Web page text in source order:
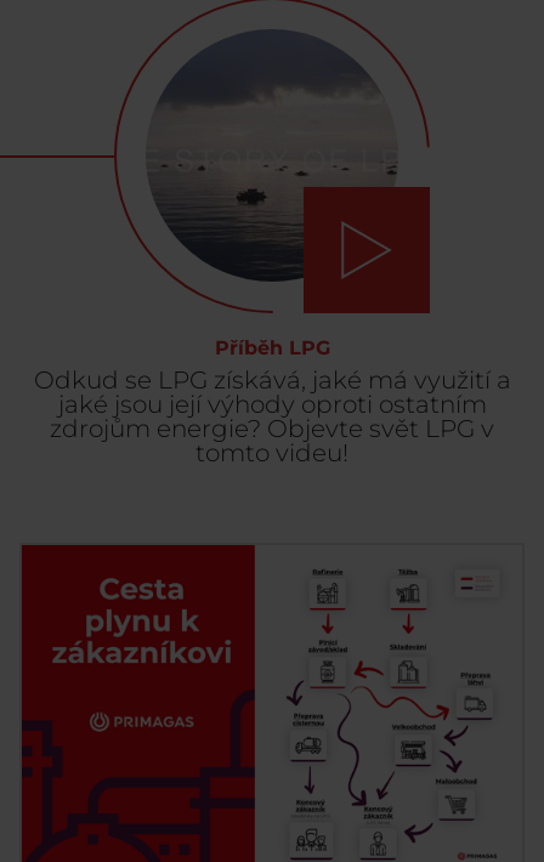
Přehrát video
Příběh LPG
Odkud se LPG získává, jaké má využití a
jaké jsou její výhody oproti ostatním
zdrojům energie? Objevte svět LPG v
tomto videu!